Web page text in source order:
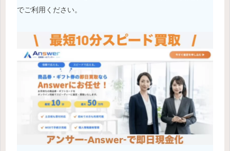
でご利用ください。